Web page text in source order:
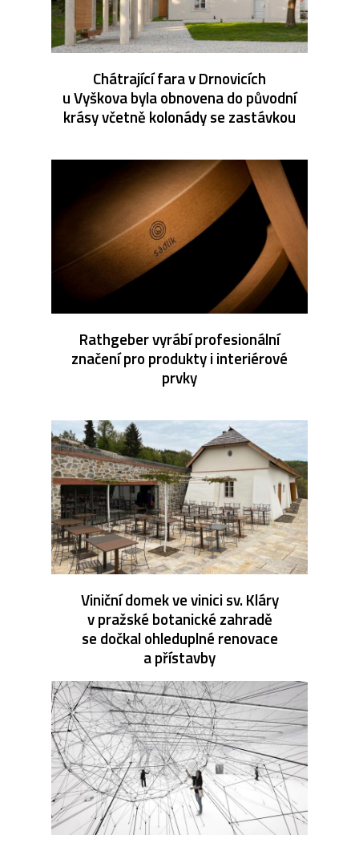
Chátrající fara v Drnovicích
u Vyškova byla obnovena do původní
krásy včetně kolonády se zastávkou
Rathgeber vyrábí profesionální
značení pro produkty i interiérové
prvky
Viniční domek ve vinici sv. Kláry
v pražské botanické zahradě
se dočkal ohleduplné renovace
a přístavby